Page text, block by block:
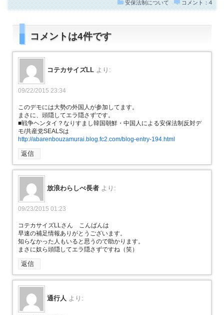
安保法制について コメント：4
コメントは4件です
コテカサイズLL より:
09/22/2015 23:34
このデモには大勢の外国人が参加してます。
まさに、頭隠してエラ隠さずです。
■戦争ヘンタイ？なりすまし韓国朝鮮・中国人による安保法制反対デ
モ/共産党SEALSは
http://abarenbouzamurai.blog.fc2.com/blog-entry-194.html
返信
放浪わらしべ長者 より:
09/23/2015 01:23
コテカサイズLLさん こんばんは
早速の補足情報ありがとうございます。
知らなかった人もいると思うので助かります。
まさに奴ら頭隠してエラ隠さずですね（笑）
返信
通行人 より: